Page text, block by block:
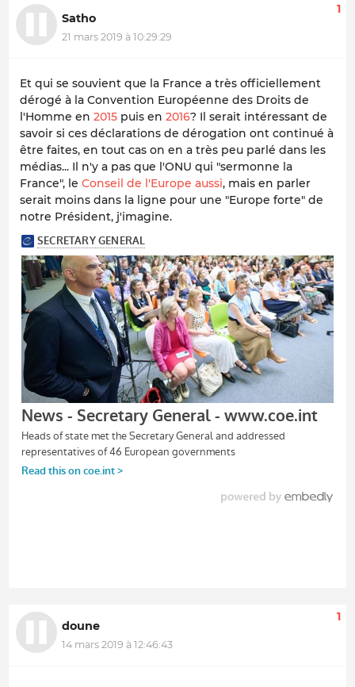
Satho
21 mars 2019 à 10:29:29
1
Et qui se souvient que la France a très officiellement
dérogé à la Convention Européenne des Droits de
l'Homme en 2015 puis en 2016? Il serait intéressant de
savoir si ces déclarations de dérogation ont continué à
être faites, en tout cas on en a très peu parlé dans les
médias... Il n'y a pas que l'ONU qui "sermonne la
France", le Conseil de l'Europe aussi, mais en parler
serait moins dans la ligne pour une "Europe forte" de
notre Président, j'imagine.
doune
14 mars 2019 à 12:46:43
1